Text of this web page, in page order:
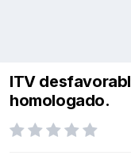
ITV
homologado.